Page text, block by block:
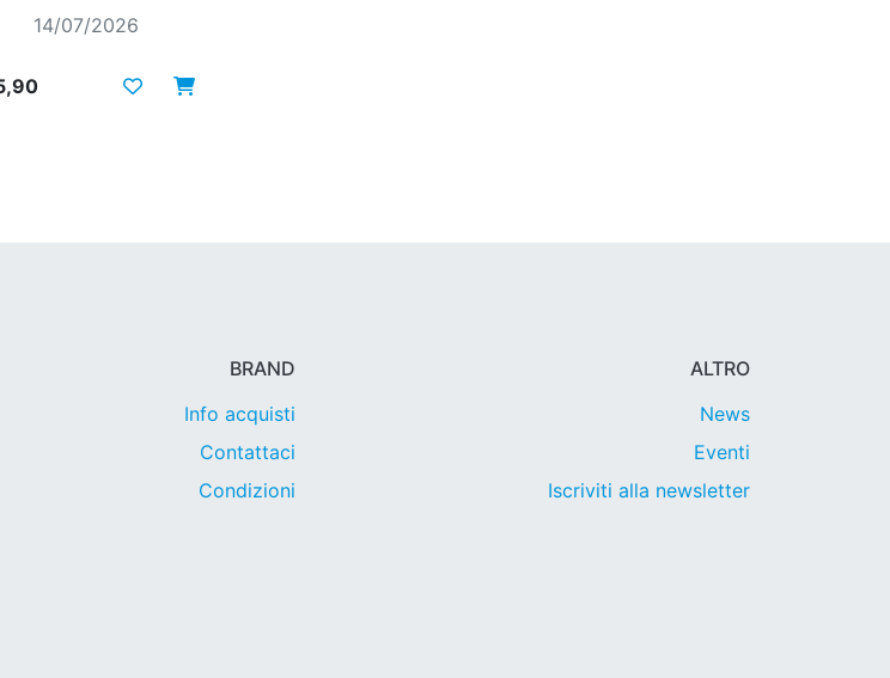
14/07/2026
BRAND
Info acquisti
Contattaci
Condizioni
ALTRO
News
Eventi
Iscriviti alla newsletter